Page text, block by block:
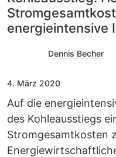
energieintensive
Dennis Becher
4. März 2020
Auf die
des Kohleausstiegs
Stromgesamtkosten